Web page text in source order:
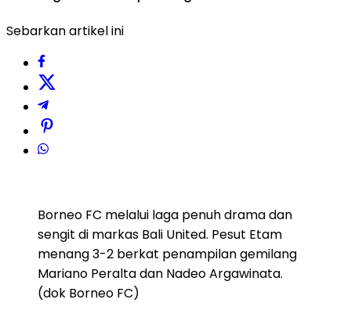
Sebarkan artikel ini
Borneo FC melalui laga penuh drama dan
sengit di markas Bali United. Pesut Etam
menang 3-2 berkat penampilan gemilang
Mariano Peralta dan Nadeo Argawinata.
(dok Borneo FC)